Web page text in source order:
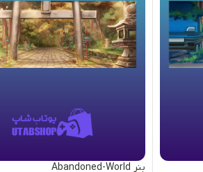
بنر Abandoned-World